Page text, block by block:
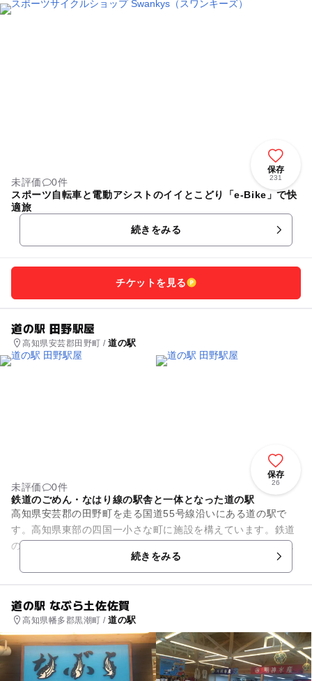
保存
231
未評価
0件
スポーツ自転車と電動アシストのイイとこどり「e-Bike」で快
適旅
続きをみる
チケットを見る
道の駅 田野駅屋
高知県安芸郡田野町 /道の駅
保存
26
未評価
0件
鉄道のごめん・なはり線の駅舎と一体となった道の駅
高知県安芸郡の田野町を走る国道55号線沿いにある道の駅で
す。高知県東部の四国一小さな町に施設を構えています。鉄道
のごめん・なはり線の田野駅と一体となった交通の要となって
います。敷地内の直販コーナ...続きをみる
道の駅 なぶら土佐佐賀
高知県幡多郡黒潮町 /道の駅